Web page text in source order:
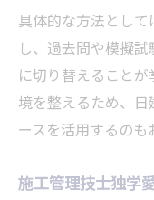
具体的な方法とし
し、過去問や模擬
に切り替えること
境を整えるため、
ースを活用するのも
施工管理技士独学